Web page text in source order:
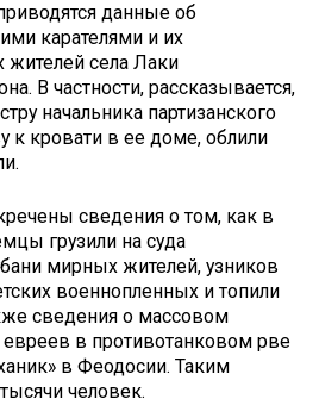
данные об
карателями и их
села Лаки
В частности, рассказывается,
начальника партизанского
к кровати в ее доме, облили
сведения о том, как в
грузили на суда
мирных жителей, узников
военнопленных и топили
сведения о массовом
евреев в противотанковом рве
в Феодосии. Таким
человек.